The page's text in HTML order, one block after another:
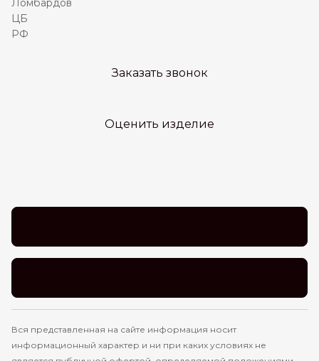
Заказать звонок
Оценить изделие
Вся представленная на сайте информация носит
информационный характер и ни при каких условиях не